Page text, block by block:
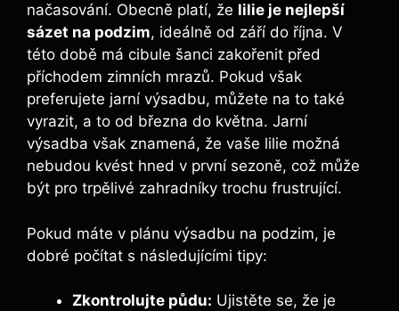
načasování. Obecně platí, že lilie je nejlepší
sázet na podzim, ideálně od září do října. V
této době má cibule šanci zakořenit před
příchodem zimních mrazů. Pokud však
preferujete jarní výsadbu, můžete na to také
vyrazit, a to od března do května. Jarní
výsadba však znamená, že vaše lilie možná
nebudou kvést hned v první sezoně, což může
být pro trpělivé zahradníky trochu frustrující.
Pokud máte v plánu výsadbu na podzim, je
dobré počítat s následujícími tipy:
Zkontrolujte půdu: Ujistěte se, že je